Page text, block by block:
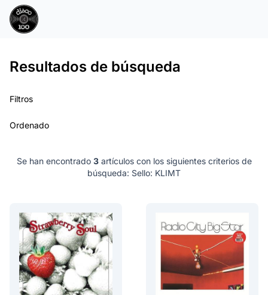
Resultados de búsqueda
Filtros
Ordenado
Se han encontrado 3artículos con los siguientes criterios de
búsqueda: Sello: KLIMT